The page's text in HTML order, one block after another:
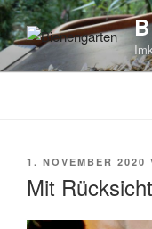
Zum
Inhalt
springen
VERÖFFENTLICHT
1. NOVEMBER 2020
Mit